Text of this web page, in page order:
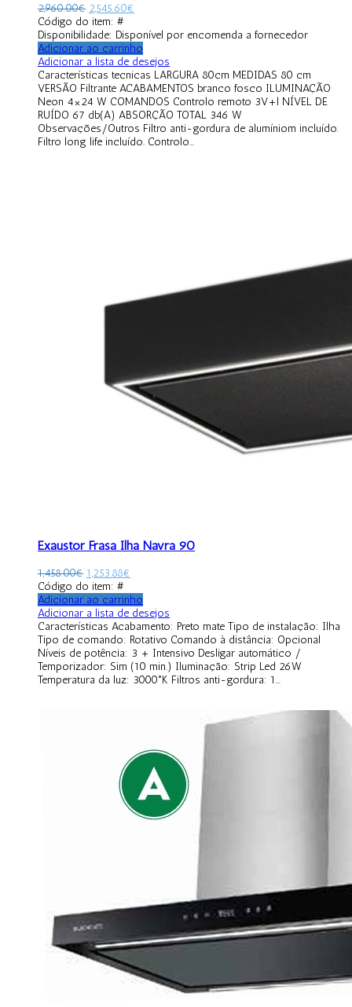
2,960.00€ 2,545.60€
Código do item: #
Disponibilidade: Disponível por encomenda a fornecedor
Adicionar ao carrinho
Adicionar a lista de desejos
Características tecnicas LARGURA 80cm MEDIDAS 80 cm
VERSÃO Filtrante ACABAMENTOS branco fosco ILUMINAÇÃO
Neon 4×24 W COMANDOS Controlo remoto 3V+l NÍVEL DE
RUÍDO 67 db(A) ABSORÇÃO TOTAL 346 W
Observações/Outros Filtro anti-gordura de alumíniom incluído.
Filtro long life incluído. Controlo...
Exaustor Frasa Ilha Navra 90
1,458.00€ 1,253.88€
Código do item: #
Adicionar ao carrinho
Adicionar a lista de desejos
Características Acabamento: Preto mate Tipo de instalação: Ilha
Tipo de comando: Rotativo Comando à distância: Opcional
Níveis de potência: 3 + Intensivo Desligar automático /
Temporizador: Sim (10 min.) Iluminação: Strip Led 26W
Temperatura da luz: 3000°K Filtros anti-gordura: 1...